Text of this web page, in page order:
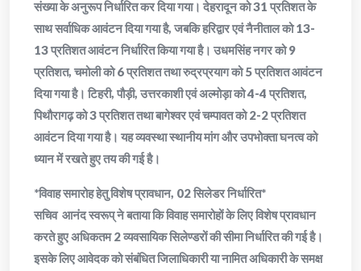
संख्या के अनुरूप निर्धारित कर दिया गया। देहरादून को 31 प्रतिशत के
साथ सर्वाधिक आवंटन दिया गया है, जबकि हरिद्वार एवं नैनीताल को 13-
13 प्रतिशत आवंटन निर्धारित किया गया है। उधमसिंह नगर को 9
प्रतिशत, चमोली को 6 प्रतिशत तथा रुद्रप्रयाग को 5 प्रतिशत आवंटन
दिया गया है। टिहरी, पौड़ी, उत्तरकाशी एवं अल्मोड़ा को 4-4 प्रतिशत,
पिथौरागढ़ को 3 प्रतिशत तथा बागेश्वर एवं चम्पावत को 2-2 प्रतिशत
आवंटन दिया गया है। यह व्यवस्था स्थानीय मांग और उपभोक्ता घनत्व को
ध्यान में रखते हुए तय की गई है।
*विवाह समारोह हेतु विशेष प्रावधान, 02 सिलेडर निर्धारित*
सचिव आनंद स्वरूप् ने बताया कि विवाह समारोहों के लिए विशेष प्रावधान
करते हुए अधिकतम 2 व्यवसायिक सिलेण्डरों की सीमा निर्धारित की गई है।
इसके लिए आवेदक को संबंधित जिलाधिकारी या नामित अधिकारी के समक्ष